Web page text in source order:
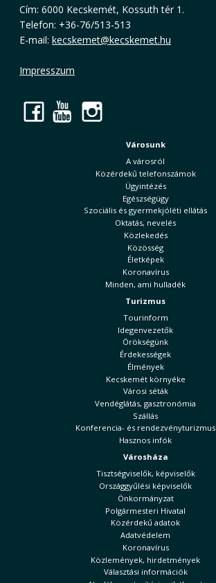
Cím: 6000 Kecskemét, Kossuth tér 1.
Telefon: +36-76/513-513
E-mail: kecskemet@kecskemet.hu
Impresszum
Facebook
YouTube
Városunk
A városról
Közérdekű telefonszámok
Ügyintézés
Egészségügy
Szociális és gyermekjóléti ellátás
Oktatás, nevelés
Közlekedés
Közösség
Életképek
Koronavírus
Minden, ami hulladék
Turizmus
Tourinform
Idegenvezetők
Örökségünk
Érdekességek
Élmények
Kecskemét környéke
Városi séták
Vendéglátás, gasztronómia
Szállás
Konferencia- és rendezvényturizmus
Hasznos infók
Városháza
Tisztségviselők, képviselők
Országgyűlési képviselők
Önkormányzat
Polgármesteri Hivatal
Közérdekű adatok
Adatvédelem
Koronavírus
Közlemények, hirdetmények
Választási információk